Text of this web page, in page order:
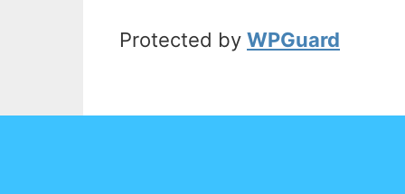
Protected by WPGuard